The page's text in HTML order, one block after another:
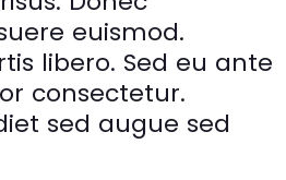
euismod.
libero. Sed eu ante
consectetur.
sed augue sed